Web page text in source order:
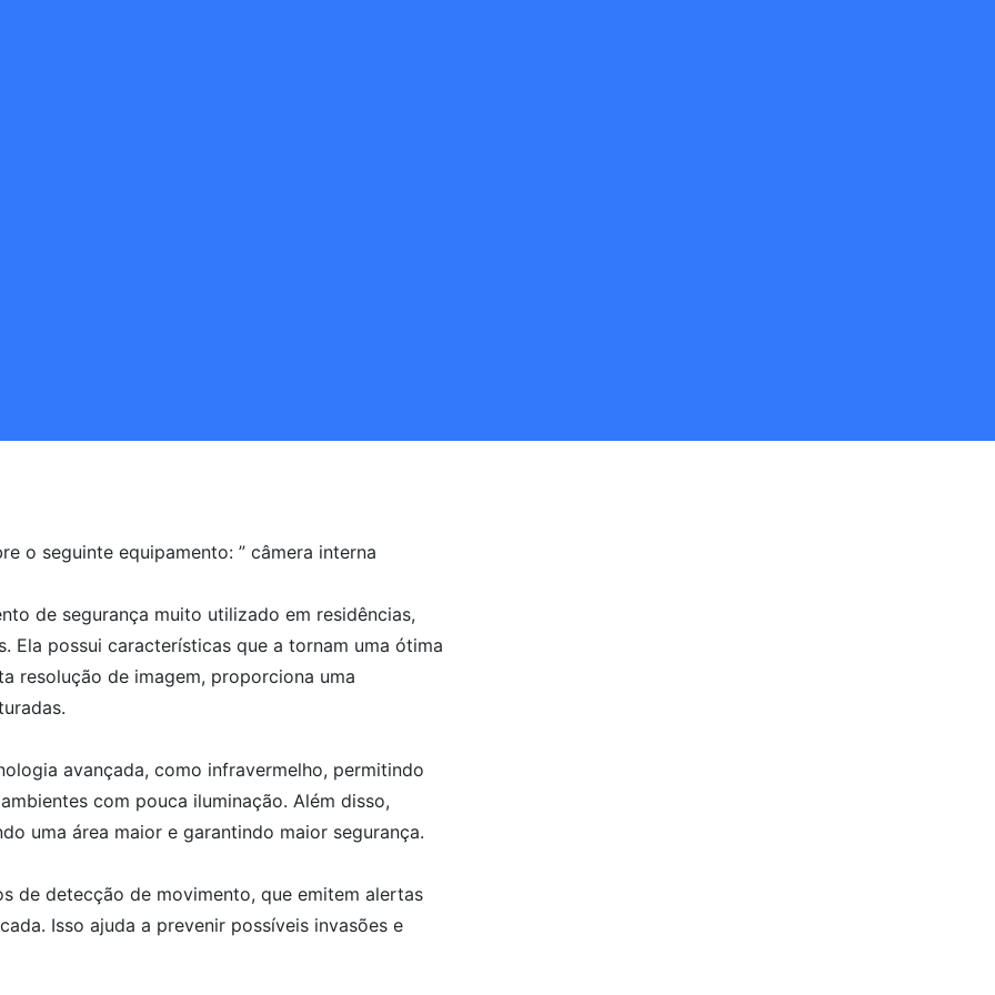
o seguinte equipamento: ” câmera interna
de segurança muito utilizado em residências,
Ela possui características que a tornam uma ótima
resolução de imagem, proporciona uma
avançada, como infravermelho, permitindo
com pouca iluminação. Além disso,
uma área maior e garantindo maior segurança.
de detecção de movimento, que emitem alertas
Isso ajuda a prevenir possíveis invasões e